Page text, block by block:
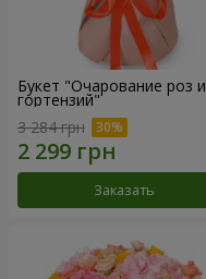
Букет "Очарование роз и
гортензий"
3 284 грн
Заказать